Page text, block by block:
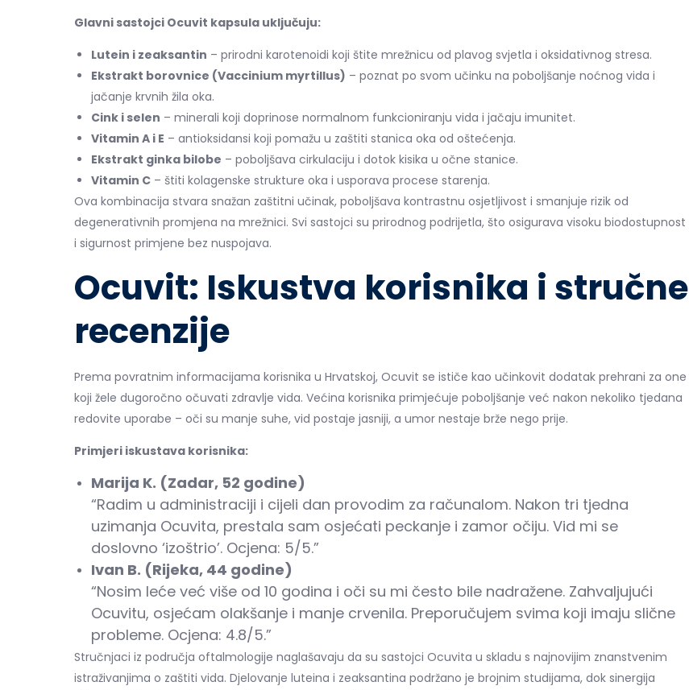
Glavni sastojci Ocuvit kapsula uključuju:
Lutein i zeaksantin – prirodni karotenoidi koji štite mrežnicu od plavog svjetla i oksidativnog stresa.
Ekstrakt borovnice (Vaccinium myrtillus) – poznat po svom učinku na poboljšanje noćnog vida i
jačanje krvnih žila oka.
Cink i selen – minerali koji doprinose normalnom funkcioniranju vida i jačaju imunitet.
Vitamin A i E – antioksidansi koji pomažu u zaštiti stanica oka od oštećenja.
Ekstrakt ginka bilobe – poboljšava cirkulaciju i dotok kisika u očne stanice.
Vitamin C – štiti kolagenske strukture oka i usporava procese starenja.
Ova kombinacija stvara snažan zaštitni učinak, poboljšava kontrastnu osjetljivost i smanjuje rizik od
degenerativnih promjena na mrežnici. Svi sastojci su prirodnog podrijetla, što osigurava visoku biodostupnost
i sigurnost primjene bez nuspojava.
Ocuvit: Iskustva korisnika i stručne
recenzije
Prema povratnim informacijama korisnika u Hrvatskoj, Ocuvit se ističe kao učinkovit dodatak prehrani za one
koji žele dugoročno očuvati zdravlje vida. Većina korisnika primjećuje poboljšanje već nakon nekoliko tjedana
redovite uporabe – oči su manje suhe, vid postaje jasniji, a umor nestaje brže nego prije.
Primjeri iskustava korisnika:
Marija K. (Zadar, 52 godine)
“Radim u administraciji i cijeli dan provodim za računalom. Nakon tri tjedna
uzimanja Ocuvita, prestala sam osjećati peckanje i zamor očiju. Vid mi se
doslovno ‘izoštrio’. Ocjena: 5/5.”
Ivan B. (Rijeka, 44 godine)
“Nosim leće već više od 10 godina i oči su mi često bile nadražene. Zahvaljujući
Ocuvitu, osjećam olakšanje i manje crvenila. Preporučujem svima koji imaju slične
probleme. Ocjena: 4.8/5.”
Stručnjaci iz područja oftalmologije naglašavaju da su sastojci Ocuvita u skladu s najnovijim znanstvenim
istraživanjima o zaštiti vida. Djelovanje luteina i zeaksantina podržano je brojnim studijama, dok sinergija